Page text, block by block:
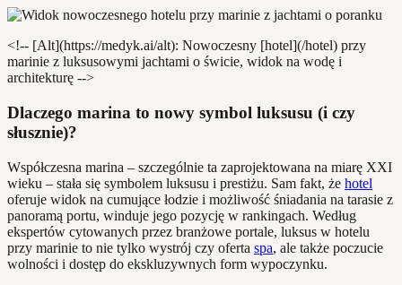
<!-- [Alt](https://medyk.ai/alt): Nowoczesny [hotel](/hotel) przy
marinie z luksusowymi jachtami o świcie, widok na wodę i
architekturę -->
Dlaczego marina to nowy symbol luksusu (i czy
słusznie)?
Współczesna marina – szczególnie ta zaprojektowana na miarę XXI
wieku – stała się symbolem luksusu i prestiżu. Sam fakt, że hotel
oferuje widok na cumujące łodzie i możliwość śniadania na tarasie z
panoramą portu, winduje jego pozycję w rankingach. Według
ekspertów cytowanych przez branżowe portale, luksus w hotelu
przy marinie to nie tylko wystrój czy oferta spa, ale także poczucie
wolności i dostęp do ekskluzywnych form wypoczynku.